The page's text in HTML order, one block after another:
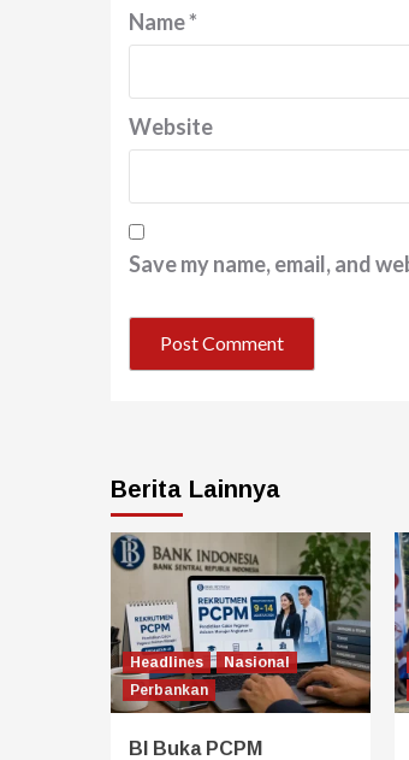
Name*
Website
Save my name, email, and
Berita Lainnya
Headlines
Nasional
Perbankan
BI Buka PCPM